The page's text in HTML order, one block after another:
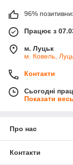
96%
Працює з
м. Луцьк
м. Ковель,
Контакти
Сьогодні
Показати
Про нас
Контакти